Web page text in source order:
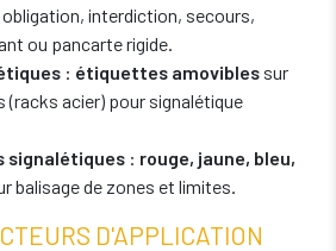
obligation, interdiction, secours,
ou pancarte rigide.
: étiquettes amovibles sur
acier) pour signalétique
signalétiques : rouge, jaune, bleu,
balisage de zones et limites.
D'APPLICATION